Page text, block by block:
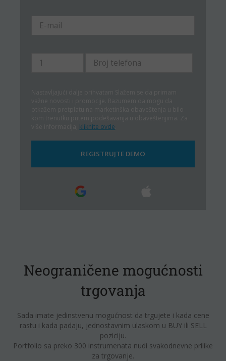
kliknite ovde
Neograničene mogućnosti
trgovanja
Sada imate jedinstvenu mogućnost da trgujete i kada cene
rastu i kada padaju, jednostavnim ulaskom u BUY ili SELL
poziciju.
Portfolio sa preko 300 instrumenata nudi svakodnevne prilike
za trgovanje.